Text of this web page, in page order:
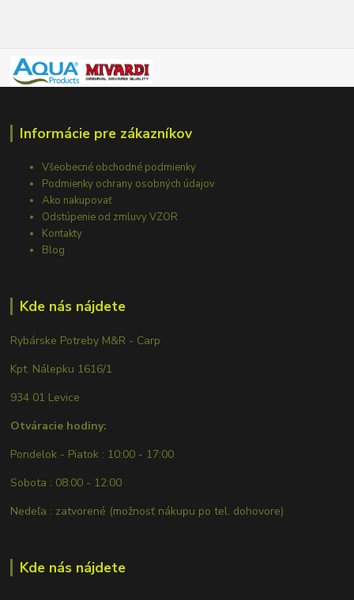
Informácie pre zákazníkov
Všeobecné obchodné podmienky
Podmienky ochrany osobných údajov
Ako nakupovať
Odstúpenie od zmluvy VZOR
Kontakty
Blog
Kde nás nájdete
Rybárske Potreby M&R - Carp
Kpt. Nálepku 1616/1
934 01 Levice
Otváracie hodiny:
Pondelok - Piatok : 10:00 - 17:00
Sobota : 08:00 - 12:00
Nedeľa : zatvorené (možnosť nákupu po tel. dohovore)
Kde nás nájdete